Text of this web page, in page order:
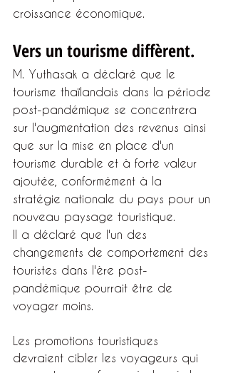
croissance économique.
Vers un tourisme diffèrent.
M. Yuthasak a déclaré que le
tourisme thaïlandais dans la période
post-pandémique se concentrera
sur l'augmentation des revenus ainsi
que sur la mise en place d'un
tourisme durable et à forte valeur
ajoutée, conformément à la
stratégie nationale du pays pour un
nouveau paysage touristique.
Il a déclaré que l'un des
changements de comportement des
touristes dans l'ère post-
pandémique pourrait être de
voyager moins.
Les promotions touristiques
devraient cibler les voyageurs qui